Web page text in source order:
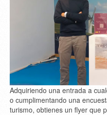
Adquiriendo una entrada a
o cumplimentando una
turismo, obtienes un flyer que